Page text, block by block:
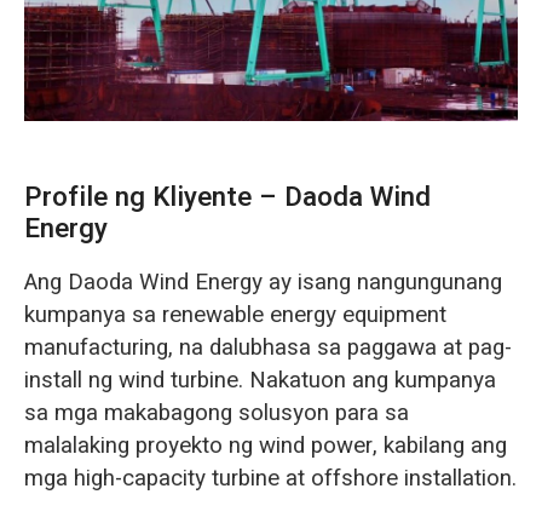
Profile ng Kliyente – Daoda Wind
Energy
Ang Daoda Wind Energy ay isang nangungunang
kumpanya sa renewable energy equipment
manufacturing, na dalubhasa sa paggawa at pag-
install ng wind turbine. Nakatuon ang kumpanya
sa mga makabagong solusyon para sa
malalaking proyekto ng wind power, kabilang ang
mga high-capacity turbine at offshore installation.